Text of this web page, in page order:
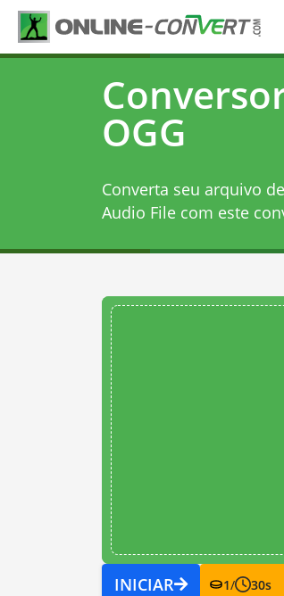
OGG
Converta seu arquivo
Audio File com este
INICIAR 1/ 30s